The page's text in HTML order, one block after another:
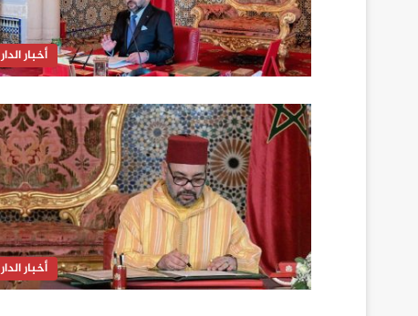
أخبار الدار
أخبار الدار